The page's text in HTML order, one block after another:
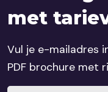
met
Vul je e-mailadres
PDF brochure met